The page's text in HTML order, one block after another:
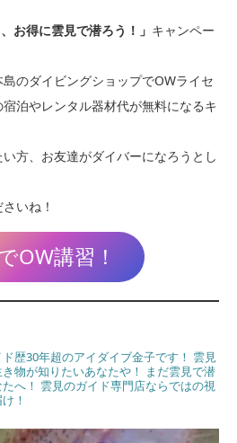
お得に雲見で潜ろう！」 キャンペー
のダイビングショップでOWライセ
泊やレンタル器材代が無料になるキ
方、お友達がダイバーになろうとし
いね！
OW講習！
歴30年超のアイダイブ金子です！ 雲見
物が知りたいあなたや！ まだ雲見で潜
へ！ 雲見のガイド専門店ならではの視
！